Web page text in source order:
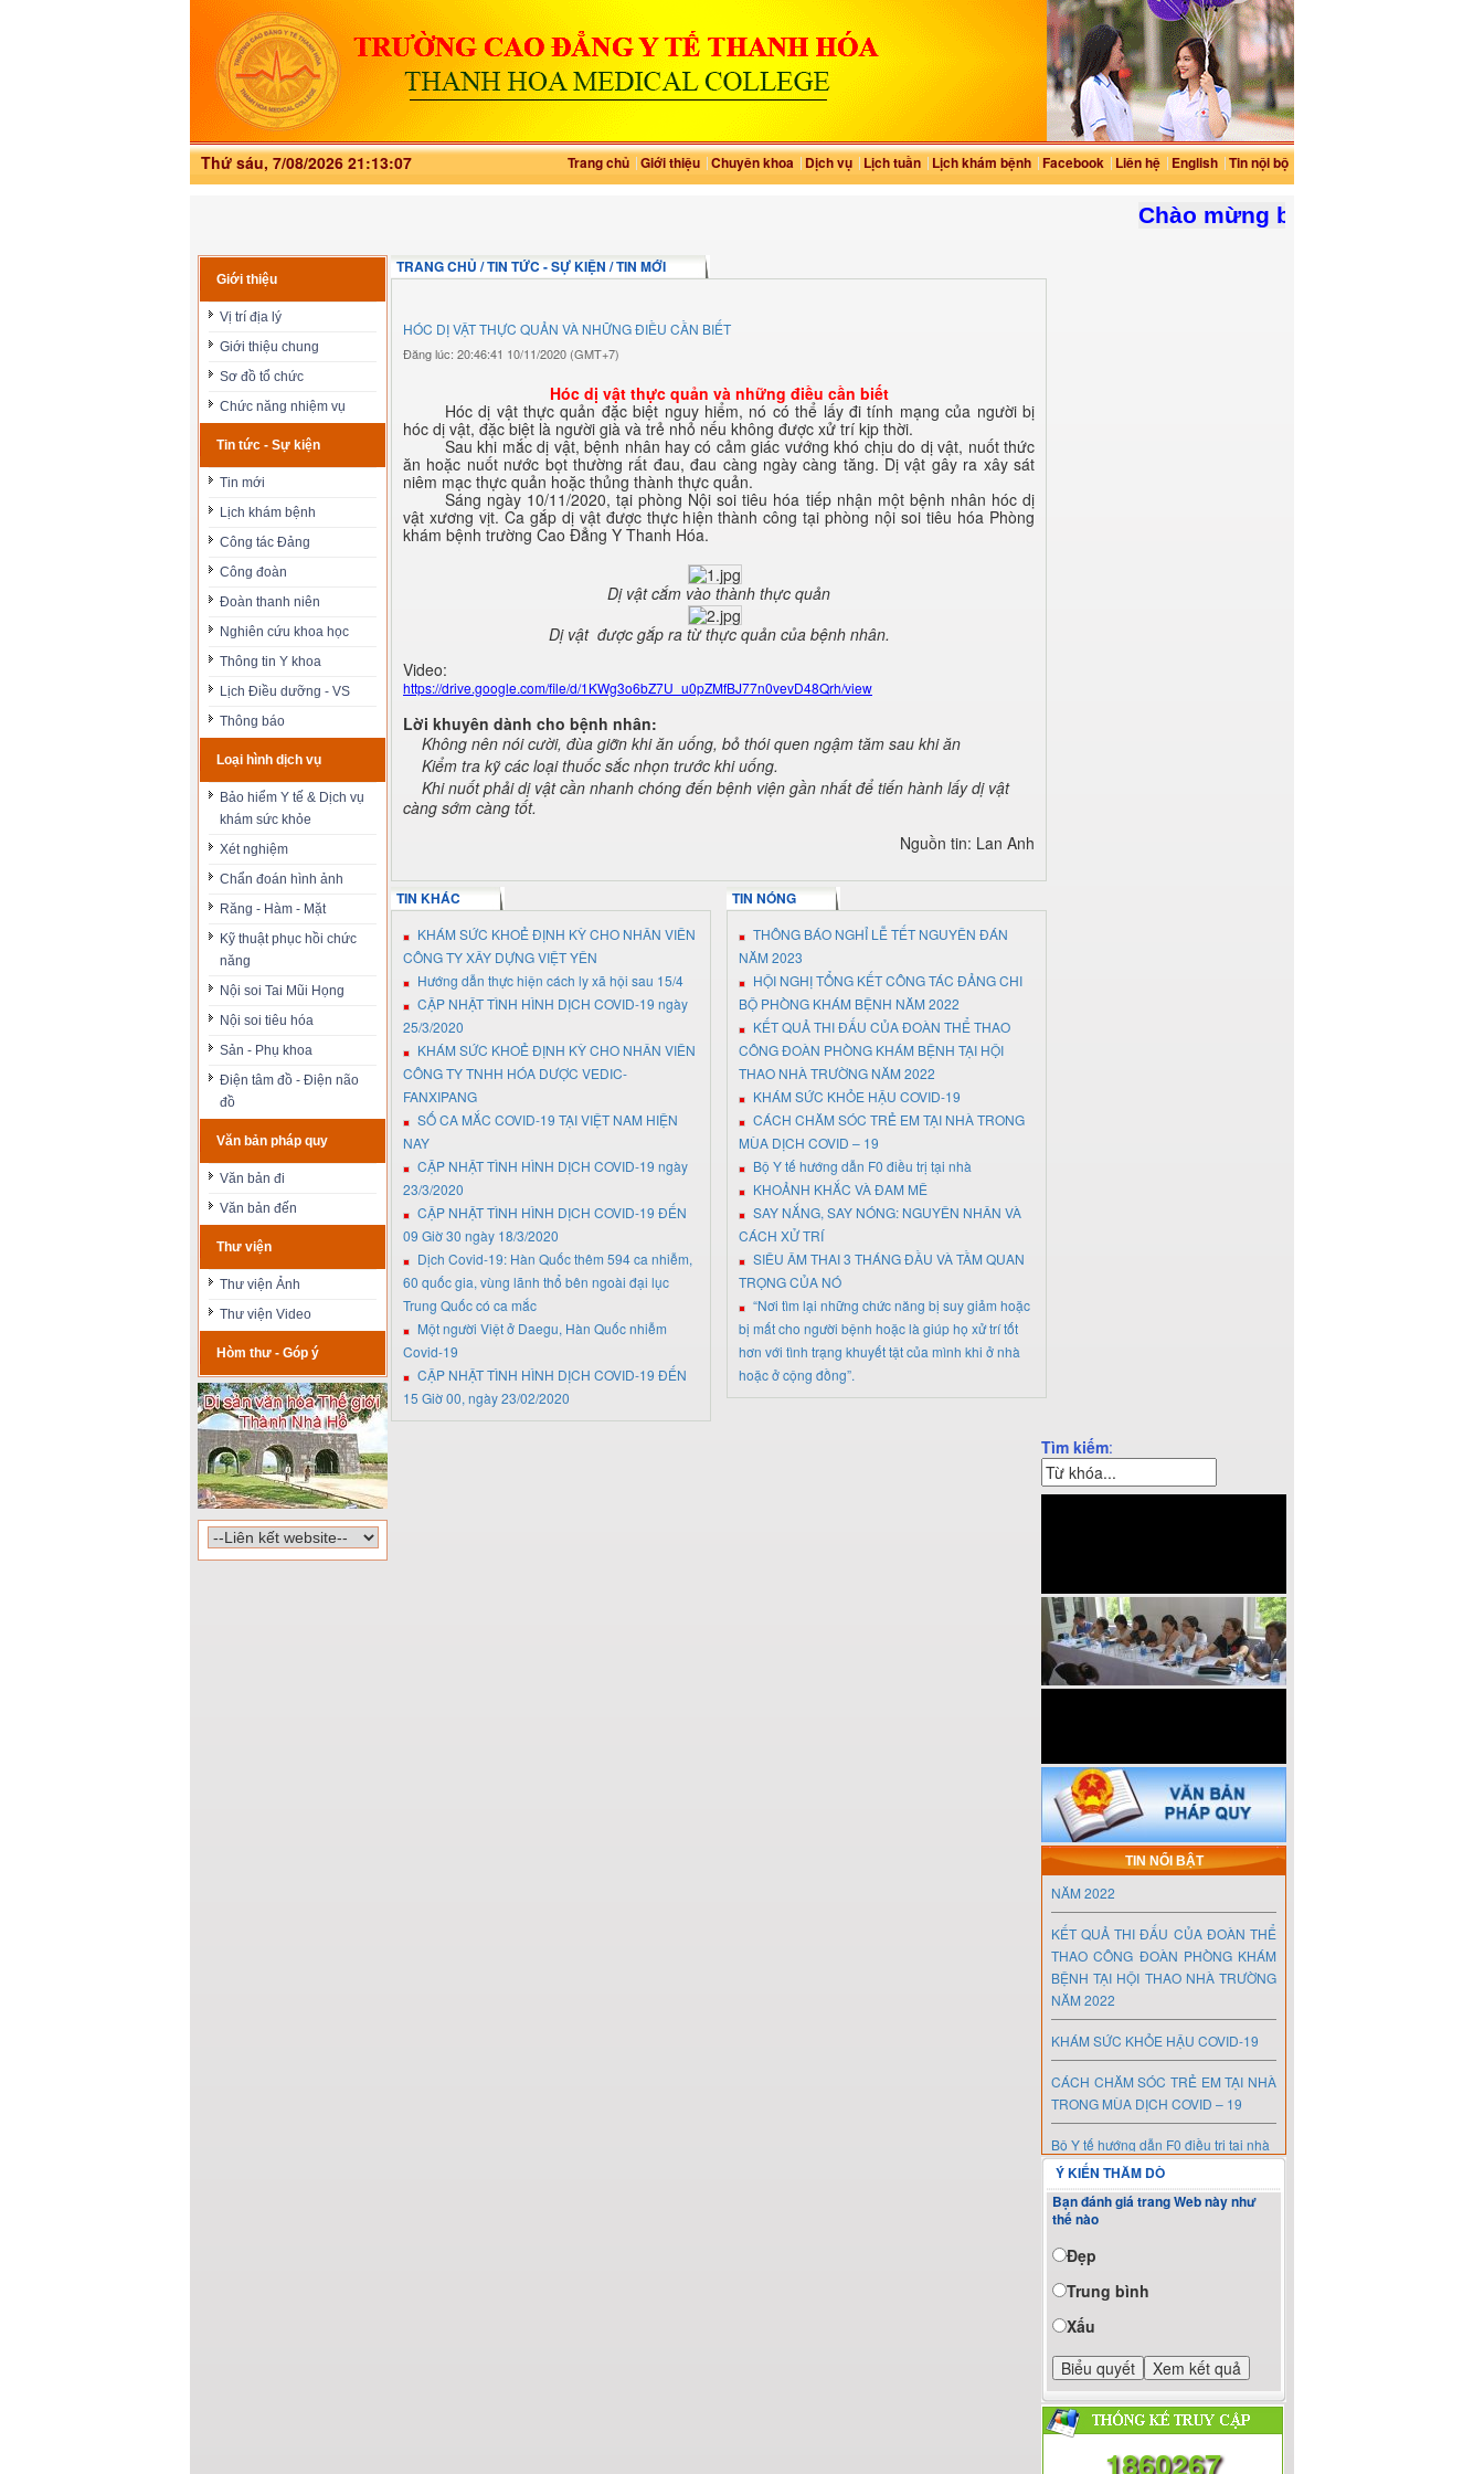
Thứ sáu, 7/08/2026 21:13:08 Trang chủ Giới thiệu Chuyên khoa Dịch vụ Lịch tuần Lịch khám bệnh Facebook Liên hệ English Tin nội bộ
Chào mừng bạn đến với
Giới thiệu
Vị trí địa lý
Giới thiệu chung
Sơ đồ tổ chức
Chức năng nhiệm vụ
Tin tức - Sự kiện
Tin mới
Lịch khám bệnh
Công tác Đảng
Công đoàn
Đoàn thanh niên
Nghiên cứu khoa học
Thông tin Y khoa
Lịch Điều dưỡng - VS
Thông báo
Loại hình dịch vụ
Bảo hiểm Y tế & Dịch vụ
khám sức khỏe
Xét nghiệm
Chẩn đoán hình ảnh
Răng - Hàm - Mặt
Kỹ thuật phục hồi chức
năng
Nội soi Tai Mũi Họng
Nội soi tiêu hóa
Sản - Phụ khoa
Điện tâm đồ - Điện não
đồ
Văn bản pháp quy
Văn bản đi
Văn bản đến
Thư viện
Thư viện Ảnh
Thư viện Video
Hòm thư - Góp ý
TRANG CHỦ / TIN TỨC - SỰ KIỆN / TIN MỚI
HÓC DỊ VẬT THỰC QUẢN VÀ NHỮNG ĐIỀU CẦN BIẾT
Đăng lúc: 20:46:41 10/11/2020 (GMT+7)
Hóc dị vật thực quản và những điều cần biết
Hóc dị vật thực quản đặc biệt nguy hiểm, nó có thể lấy đi tính mạng của người bị
hóc dị vật, đặc biệt là người già và trẻ nhỏ nếu không được xử trí kịp thời.
Sau khi mắc dị vật, bệnh nhân hay có cảm giác vướng khó chịu do dị vật, nuốt thức
ăn hoặc nuốt nước bọt thường rất đau, đau càng ngày càng tăng. Dị vật gây ra xây sát
niêm mạc thực quản hoặc thủng thành thực quản.
Sáng ngày 10/11/2020, tại phòng Nội soi tiêu hóa tiếp nhận một bệnh nhân hóc dị
vật xương vịt. Ca gắp dị vật được thực hiện thành công tại phòng nội soi tiêu hóa Phòng
khám bệnh trường Cao Đẳng Y Thanh Hóa.
Dị vật cắm vào thành thực quản
Dị vật được gắp ra từ thực quản của bệnh nhân.
Video:
https://drive.google.com/file/d/1KWg3o6bZ7U_u0pZMfBJ77n0vevD48Qrh/view
Lời khuyên dành cho bệnh nhân:
-
Không nên nói cười, đùa giỡn khi ăn uống, bỏ thói quen ngậm tăm sau khi ăn
Kiểm tra kỹ các loại thuốc sắc nhọn trước khi uống.
-
Khi nuốt phải dị vật cần nhanh chóng đến bệnh viện gần nhất để tiến hành lấy dị vật
càng sớm càng tốt.
Nguồn tin: Lan Anh
TIN KHÁC
KHÁM SỨC KHOẺ ĐỊNH KỲ CHO NHÂN VIÊN
CÔNG TY XÂY DỰNG VIỆT YÊN
Hướng dẫn thực hiện cách ly xã hội sau 15/4
CẬP NHẬT TÌNH HÌNH DỊCH COVID-19 ngày
25/3/2020
KHÁM SỨC KHOẺ ĐỊNH KỲ CHO NHÂN VIÊN
CÔNG TY TNHH HÓA DƯỢC VEDIC-
FANXIPANG
SỐ CA MẮC COVID-19 TẠI VIỆT NAM HIỆN
NAY
CẬP NHẬT TÌNH HÌNH DỊCH COVID-19 ngày
23/3/2020
CẬP NHẬT TÌNH HÌNH DỊCH COVID-19 ĐẾN
09 Giờ 30 ngày 18/3/2020
Dịch Covid-19: Hàn Quốc thêm 594 ca nhiễm,
60 quốc gia, vùng lãnh thổ bên ngoài đại lục
Trung Quốc có ca mắc
Một người Việt ở Daegu, Hàn Quốc nhiễm
Covid-19
CẬP NHẬT TÌNH HÌNH DỊCH COVID-19 ĐẾN
15 Giờ 00, ngày 23/02/2020
TIN NÓNG
THÔNG BÁO NGHỈ LỄ TẾT NGUYÊN ĐÁN
NĂM 2023
HỘI NGHỊ TỔNG KẾT CÔNG TÁC ĐẢNG CHI
BỘ PHÒNG KHÁM BỆNH NĂM 2022
KẾT QUẢ THI ĐẤU CỦA ĐOÀN THỂ THAO
CÔNG ĐOÀN PHÒNG KHÁM BỆNH TẠI HỘI
THAO NHÀ TRƯỜNG NĂM 2022
KHÁM SỨC KHỎE HẬU COVID-19
CÁCH CHĂM SÓC TRẺ EM TẠI NHÀ TRONG
MÙA DỊCH COVID – 19
Bộ Y tế hướng dẫn F0 điều trị tại nhà
KHOẢNH KHẮC VÀ ĐAM MÊ
SAY NẮNG, SAY NÓNG: NGUYÊN NHÂN VÀ
CÁCH XỬ TRÍ
SIÊU ÂM THAI 3 THÁNG ĐẦU VÀ TẦM QUAN
TRỌNG CỦA NÓ
“Nơi tìm lại những chức năng bị suy giảm hoặc
bị mất cho người bệnh hoặc là giúp họ xử trí tốt
hơn với tình trạng khuyết tật của mình khi ở nhà
hoặc ở cộng đồng”.
Tìm kiếm:
TIN NỔI BẬT
TẦM QUAN TRỌNG CỦA NÓ
“Nơi tìm lại những chức năng bị suy
giảm hoặc bị mất cho người bệnh
hoặc là giúp họ xử trí tốt hơn với tình
THÔNG BÁO NGHỈ LỄ TẾT NGUYÊN
ĐÁN NĂM 2023
HỘI NGHỊ TỔNG KẾT CÔNG TÁC
ĐẢNG CHI BỘ PHÒNG KHÁM BỆNH
NĂM 2022
KẾT QUẢ THI ĐẤU CỦA ĐOÀN THỂ
THAO CÔNG ĐOÀN PHÒNG KHÁM
BỆNH TẠI HỘI THAO NHÀ TRƯỜNG
NĂM 2022
KHÁM SỨC KHỎE HẬU COVID-19
CÁCH CHĂM SÓC TRẺ EM TẠI NHÀ
TRONG MÙA DỊCH COVID – 19
Bộ Y tế hướng dẫn F0 điều trị tại nhà
KHOẢNH KHẮC VÀ ĐAM MÊ
SAY NẮNG, SAY NÓNG: NGUYÊN
SIÊU ÂM THAI 3 THÁNG ĐẦU VÀ
TẦM QUAN TRỌNG CỦA NÓ
giảm hoặc bị mất cho người bệnh
hoặc là giúp họ xử trí tốt hơn với tình
trạng khuyết tật của mình khi ở nhà
hoặc ở cộng đồng”.
Ý KIẾN THĂM DÒ
Bạn đánh giá trang Web này như
thế nào
Đẹp
Trung bình
Xấu
1860267